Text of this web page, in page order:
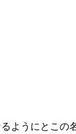
ようにとこ